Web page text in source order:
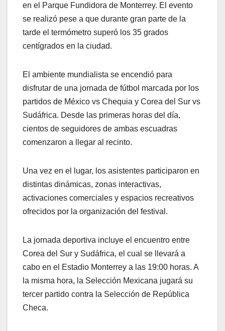
en el Parque Fundidora de Monterrey. El evento
se realizó pese a que durante gran parte de la
tarde el termómetro superó los 35 grados
centígrados en la ciudad.
El ambiente mundialista se encendió para
disfrutar de una jornada de fútbol marcada por los
partidos de México vs Chequia y Corea del Sur vs
Sudáfrica. Desde las primeras horas del día,
cientos de seguidores de ambas escuadras
comenzaron a llegar al recinto.
Una vez en el lugar, los asistentes participaron en
distintas dinámicas, zonas interactivas,
activaciones comerciales y espacios recreativos
ofrecidos por la organización del festival.
La jornada deportiva incluye el encuentro entre
Corea del Sur y Sudáfrica, el cual se llevará a
cabo en el Estadio Monterrey a las 19:00 horas. A
la misma hora, la Selección Mexicana jugará su
tercer partido contra la Selección de República
Checa.